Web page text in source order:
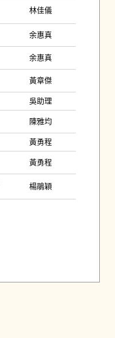
林佳儀
余惠真
余惠真
黃章傑
吳助理
陳雅均
黃勇程
黃勇程
楊鵑穎